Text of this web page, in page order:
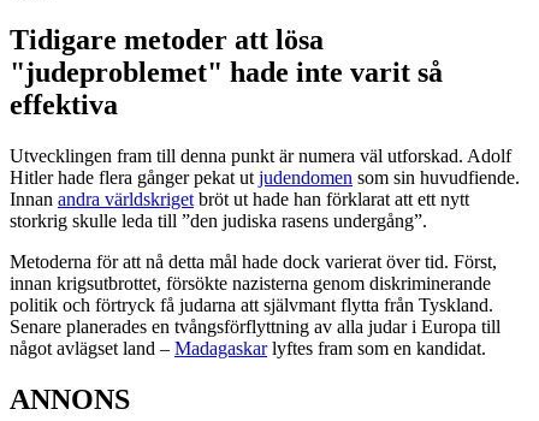
Tidigare metoder att lösa
"judeproblemet" hade inte varit så
effektiva
Utvecklingen fram till denna punkt är numera väl utforskad. Adolf
Hitler hade flera gånger pekat ut judendomen som sin huvudfiende.
Innan andra världskriget bröt ut hade han förklarat att ett nytt
storkrig skulle leda till ”den judiska rasens undergång”.
Metoderna för att nå detta mål hade dock varierat över tid. Först,
innan krigsutbrottet, försökte nazisterna genom diskriminerande
politik och förtryck få judarna att självmant flytta från Tyskland.
Senare planerades en tvångsförflyttning av alla judar i Europa till
något avlägset land – Madagaskarlyftes fram som en kandidat.
ANNONS